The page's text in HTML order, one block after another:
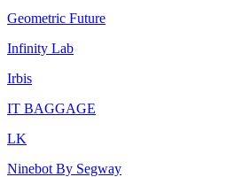
Geometric Future
Infinity Lab
Irbis
IT BAGGAGE
LK
Ninebot By Segway